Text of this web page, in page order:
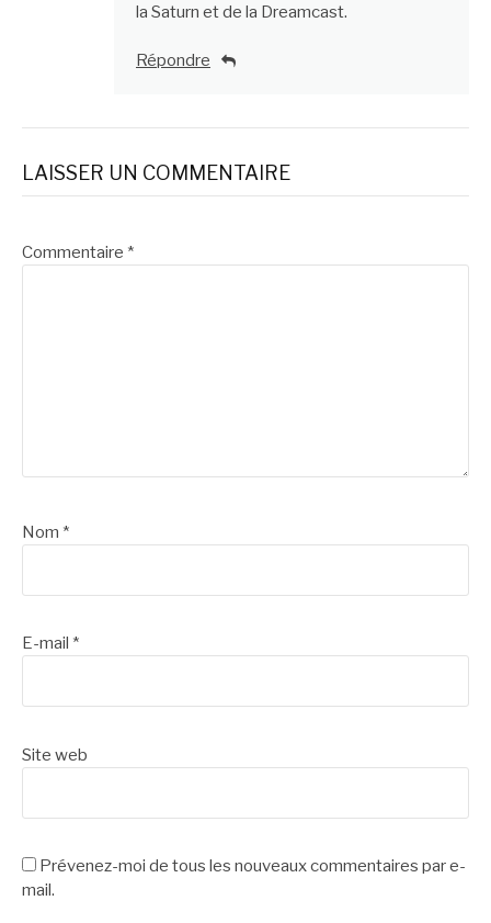
la Saturn et de la Dreamcast.
Répondre
LAISSER UN COMMENTAIRE
Commentaire *
Nom *
E-mail *
Site web
Prévenez-moi de tous les nouveaux commentaires par e-
mail.